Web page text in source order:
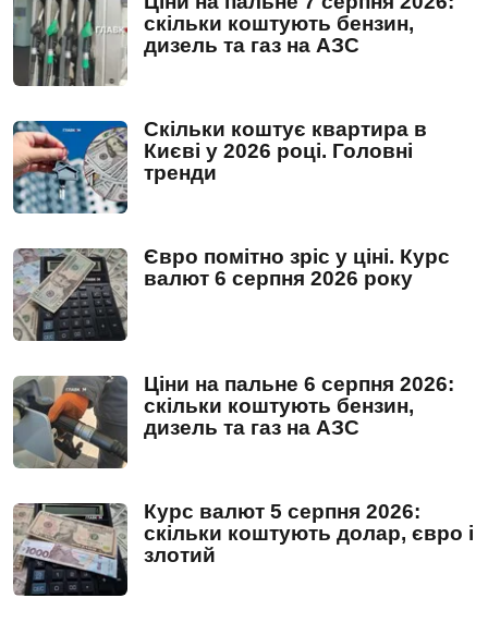
скільки коштують бензин,
дизель та газ на АЗС
Скільки коштує квартира в
Києві у 2026 році. Головні
тренди
Євро помітно зріс у ціні. Курс
валют 6 серпня 2026 року
Ціни на пальне 6 серпня 2026:
скільки коштують бензин,
дизель та газ на АЗС
Курс валют 5 серпня 2026:
скільки коштують долар, євро і
злотий